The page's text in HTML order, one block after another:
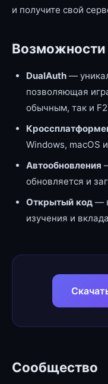
и получите свой
Возможности
DualAuth —
позволяющая
обычным, так и
Windows, macOS
Автообновления
обновляется и
Открытый код —
изучения и вклада
Сообщество